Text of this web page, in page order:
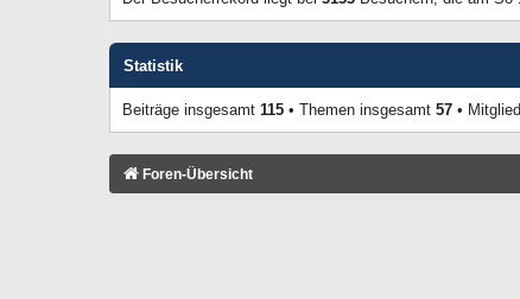
Statistik
Beiträge insgesamt 115 • Themen insgesamt 57 •
Foren-Übersicht